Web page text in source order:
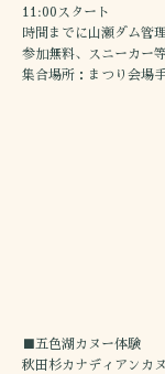
11:00スタート
時間までに山瀬ダム管
参加無料、スニーカー
集合場所：まつり会場
■五色湖カヌー体験
秋田杉カナディアンカ